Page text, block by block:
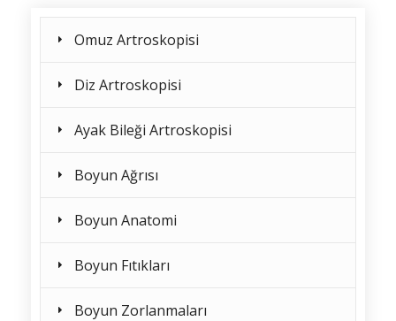
Omuz Artroskopisi
Diz Artroskopisi
Ayak Bileği Artroskopisi
Boyun Ağrısı
Boyun Anatomi
Boyun Fıtıkları
Boyun Zorlanmaları